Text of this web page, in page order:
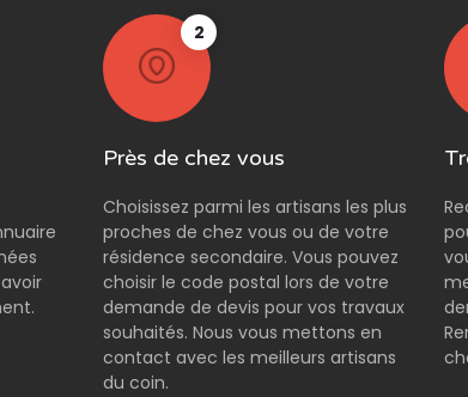
2
Près de chez vous
Choisissez parmi les artisans les plus
proches de chez vous ou de votre
résidence secondaire. Vous pouvez
choisir le code postal lors de votre
demande de devis pour vos travaux
souhaités. Nous vous mettons en
contact avec les meilleurs artisans
du coin.